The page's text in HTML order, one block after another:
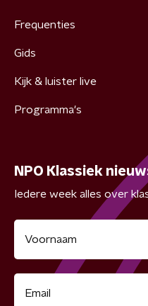
Frequenties
Gids
Kijk & luister live
Programma's
NPO Klassiek
Iedere week alles over